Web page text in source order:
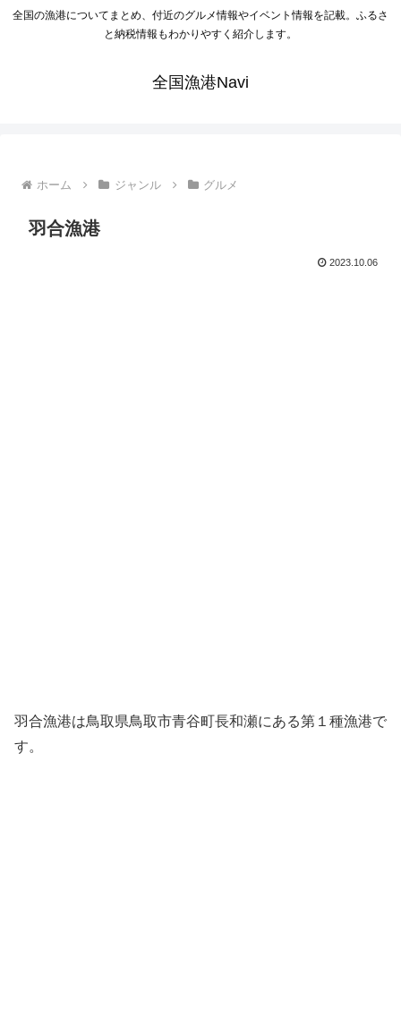
全国の漁港についてまとめ、付近のグルメ情報やイベント情報を記載。ふるさ
と納税情報もわかりやすく紹介します。
全国漁港Navi
ホーム ジャンル グルメ
羽合漁港
2023.10.06
羽合漁港は鳥取県鳥取市青谷町長和瀬にある第１種漁港で
す。